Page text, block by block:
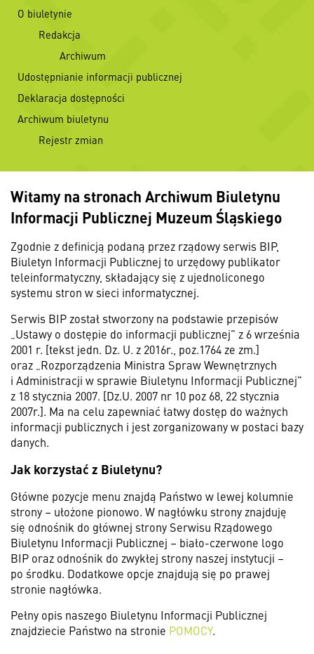
O biuletynie
Redakcja
Archiwum
Udostępnianie informacji publicznej
Deklaracja dostępności
Archiwum biuletynu
Rejestr zmian
Witamy na stronach Archiwum Biuletynu
Informacji Publicznej Muzeum Śląskiego
Zgodnie z definicją podaną przez rządowy serwis BIP,
Biuletyn Informacji Publicznej to urzędowy publikator
teleinformatyczny, składający się z ujednoliconego
systemu stron w sieci informatycznej.
Serwis BIP został stworzony na podstawie przepisów
„Ustawy o dostępie do informacji publicznej” z 6 września
2001 r. [tekst jedn. Dz. U. z 2016r., poz.1764 ze zm.]
oraz „Rozporządzenia Ministra Spraw Wewnętrznych
i Administracji w sprawie Biuletynu Informacji Publicznej”
z 18 stycznia 2007. [Dz.U. 2007 nr 10 poz 68, 22 stycznia
2007r.]. Ma na celu zapewniać łatwy dostęp do ważnych
informacji publicznych i jest zorganizowany w postaci bazy
danych.
Jak korzystać z Biuletynu?
Główne pozycje menu znajdą Państwo w lewej kolumnie
strony – ułożone pionowo. W nagłówku strony znajduję
się odnośnik do głównej strony Serwisu Rządowego
Biuletynu Informacji Publicznej – biało-czerwone logo
BIP oraz odnośnik do zwykłej strony naszej instytucji –
po środku. Dodatkowe opcje znajdują się po prawej
stronie nagłówka.
Pełny opis naszego Biuletynu Informacji Publicznej
znajdziecie Państwo na stronie POMOCY.